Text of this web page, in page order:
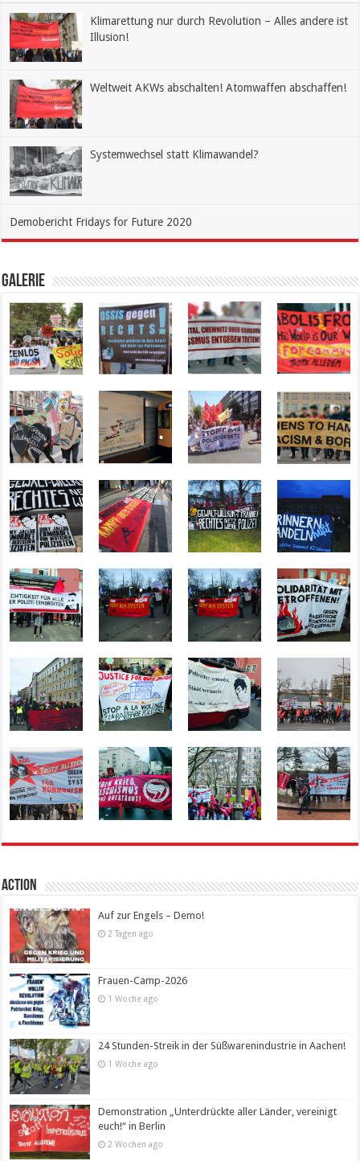
Klimarettung nur durch Revolution – Alles andere ist
Illusion!
Weltweit AKWs abschalten! Atomwaffen abschaffen!
Systemwechsel statt Klimawandel?
Demobericht Fridays for Future 2020
Galerie
Action
Auf zur Engels – Demo!
2 Tagen ago
Frauen-Camp-2026
1 Woche ago
24 Stunden-Streik in der Süßwarenindustrie in Aachen!
1 Woche ago
Demonstration „Unterdrückte aller Länder, vereinigt
euch!“ in Berlin
2 Wochen ago